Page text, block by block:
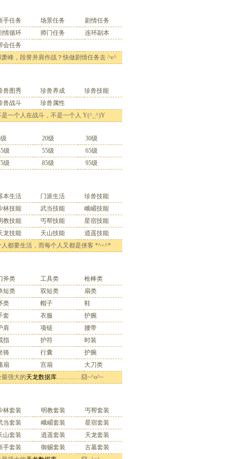
手任务
场景任务
剧情任务
情循环
师门任务
连环副本
会任务
萧峰，段誉并肩作战？快做剧情任务去 ^v^
兽图秀
珍兽养成
珍兽技能
兽战斗
珍兽属性
.
是一个人在战斗，不是一个人 Y(^_^)Y
20级
30级
级
55级 65级
级 85级 95级
本生活
门派生活
珍兽技能
林技能
武当技能
峨嵋技能
教技能
丐帮技能
星宿技能
龙技能
天山技能
逍遥技能
人都要生活，而每个人又都是侠客 *^÷^*
斧类
工具类
枪棒类
短类
双短类
扇类
类
帽子
鞋
套
衣服
护腕
肩
项链
腰带
指
护符
时装
骑
行囊
护腕
扇
宫扇
大刀类
强大的天龙数据库…………囧~^o^~
林套装
明教套装
丐帮套装
当套装
峨嵋套装
星宿套装
山套装
逍遥套装
天龙套装
手套装
御赐套装
古墓套装